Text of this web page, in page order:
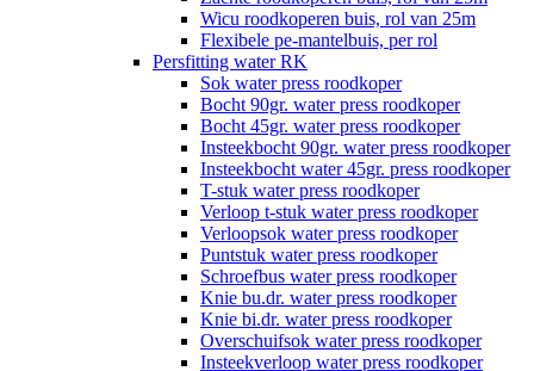
Wicu roodkoperen buis, rol van 25m
Flexibele pe-mantelbuis, per rol
Persfitting water RK
Sok water press roodkoper
Bocht 90gr. water press roodkoper
Bocht 45gr. water press roodkoper
Insteekbocht 90gr. water press roodkoper
Insteekbocht water 45gr. press roodkoper
T-stuk water press roodkoper
Verloop t-stuk water press roodkoper
Verloopsok water press roodkoper
Puntstuk water press roodkoper
Schroefbus water press roodkoper
Knie bu.dr. water press roodkoper
Knie bi.dr. water press roodkoper
Overschuifsok water press roodkoper
Insteekverloop water press roodkoper